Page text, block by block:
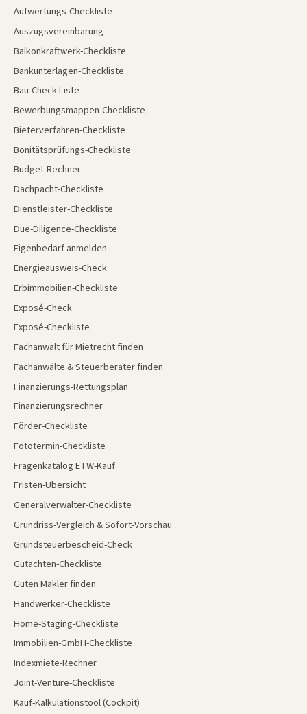
Aufwertungs-Checkliste
Auszugsvereinbarung
Balkonkraftwerk-Checkliste
Bankunterlagen-Checkliste
Bau-Check-Liste
Bewerbungsmappen-Checkliste
Bieterverfahren-Checkliste
Bonitätsprüfungs-Checkliste
Budget-Rechner
Dachpacht-Checkliste
Dienstleister-Checkliste
Due-Diligence-Checkliste
Eigenbedarf anmelden
Energieausweis-Check
Erbimmobilien-Checkliste
Exposé-Check
Exposé-Checkliste
Fachanwalt für Mietrecht finden
Fachanwälte & Steuerberater finden
Finanzierungs-Rettungsplan
Finanzierungsrechner
Förder-Checkliste
Fototermin-Checkliste
Fragenkatalog ETW-Kauf
Fristen-Übersicht
Generalverwalter-Checkliste
Grundriss-Vergleich & Sofort-Vorschau
Grundsteuerbescheid-Check
Gutachten-Checkliste
Guten Makler finden
Handwerker-Checkliste
Home-Staging-Checkliste
Immobilien-GmbH-Checkliste
Indexmiete-Rechner
Joint-Venture-Checkliste
Kauf-Kalkulationstool (Cockpit)